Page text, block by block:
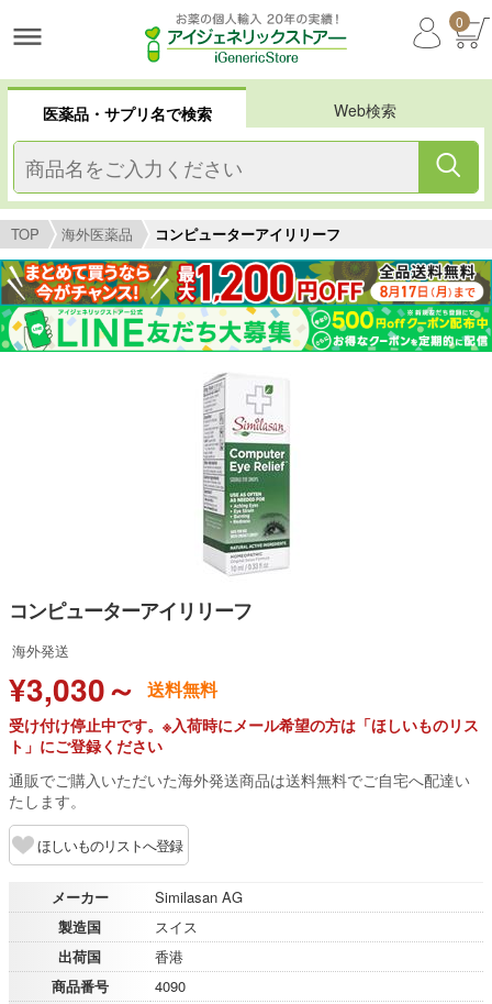
0
医薬品・サプリ名で検索 Web検索
TOP 海外医薬品 コンピューターアイリリーフ
コンピューターアイリリーフ
海外発送
¥3,030～ 送料無料
受け付け停止中です。※入荷時にメール希望の方は「ほしいものリス
ト」にご登録ください
通販でご購入いただいた海外発送商品は送料無料でご自宅へ配達い
たします。
ほしいものリストへ登録
メーカー
Similasan AG
製造国
スイス
出荷国
香港
商品番号
4090